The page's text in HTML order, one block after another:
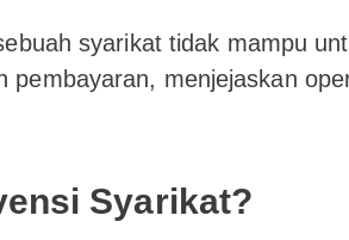
syarikat tidak mampu
pembayaran, menjejaskan
Syarikat?